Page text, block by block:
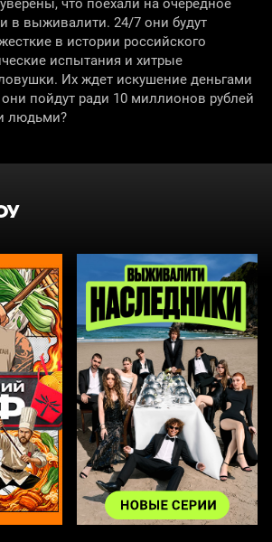
что поехали на очередное
в выживалити. 24/7 они будут
в истории российского
испытания и хитрые
Их ждет искушение деньгами
пойдут ради 10 миллионов рублей
людьми?